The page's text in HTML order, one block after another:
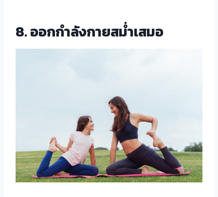
8. ออกกำลังกายสม่ำเสมอ